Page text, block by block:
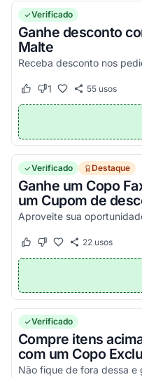
Verificado
Ganhe desconto
Malte
Este cupom funcionou
Este cupom não
1 55usos
Verificado Destaque
Ganhe um Copo
um Cupom de
Este cupom funcionou
Este cupom não
22usos
Verificado
Compre itens
com um Copo